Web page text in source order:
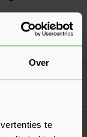
Over
te
In